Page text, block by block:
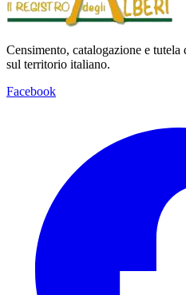
Censimento, catalogazione e
sul territorio italiano.
Facebook